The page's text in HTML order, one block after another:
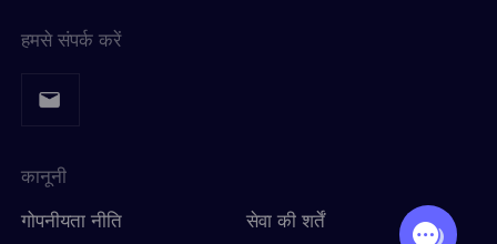
हमसे संपर्क करें
कानूनी
गोपनीयता नीति
सेवा की शर्तें